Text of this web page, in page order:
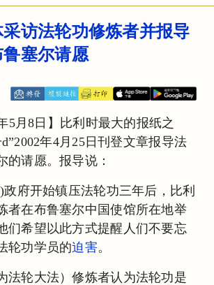
采访法轮功修炼者并报导
塞尔请愿
5月8日】比利时最大的报纸之
年4月25日刊登文章报导法
的请愿。报导说：
府开始镇压法轮功三年后，比利
者在布鲁塞尔中国使馆所在地举
们希望以此方式提醒人们不要忘
轮功学员的迫害。
法轮大法）修炼者认为法轮功是